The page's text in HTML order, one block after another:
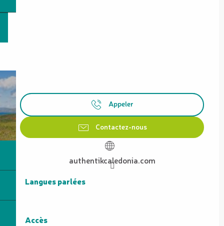
Appeler
Contactez-nous
authentikcaledonia.com
Langues parlées
Langues parlées
Accès
Accès